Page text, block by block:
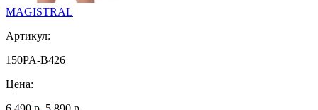
MAGISTRAL
Артикул:
150PA-B426
Цена: